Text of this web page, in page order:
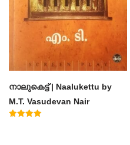
നാലുകെട്ട് | Naalukettu by
M.T. Vasudevan Nair